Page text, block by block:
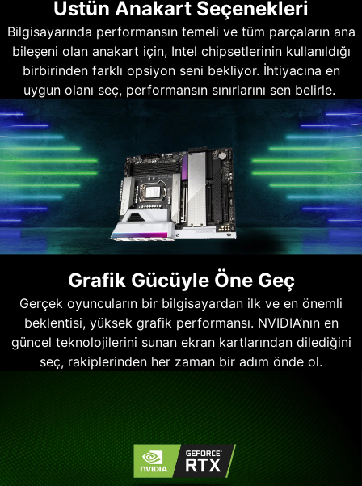
Üstün Anakart Seçenekleri
Bilgisayarında performansın temeli ve tüm parçaların ana
bileşeni olan anakart için, Intel chipsetlerinin kullanıldığı
birbirinden farklı opsiyon seni bekliyor. İhtiyacına en
uygun olanı seç, performansın sınırlarını sen belirle.
Grafik Gücüyle Öne Geç
Gerçek oyuncuların bir bilgisayardan ilk ve en önemli
beklentisi, yüksek grafik performansı. NVIDIA’nın en
güncel teknolojilerini sunan ekran kartlarından dilediğini
seç, rakiplerinden her zaman bir adım önde ol.